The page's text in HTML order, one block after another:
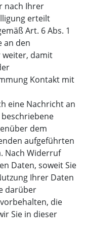
nach Ihrer
erteilt
Art. 6 Abs. 1
an den
weiter, damit
Kontakt mit
eine Nachricht an
dem
aufgeführten
Nach Widerruf
Daten, soweit Sie
Ihrer Daten
darüber
die
Sie in dieser